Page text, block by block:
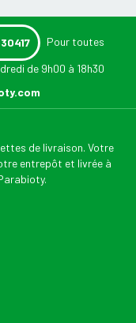
Pour toutes
de 9h00 à 18h30
de livraison. Votre
entrepôt et livrée à